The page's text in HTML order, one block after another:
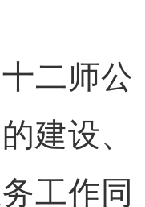
二师公
建设、
工作同